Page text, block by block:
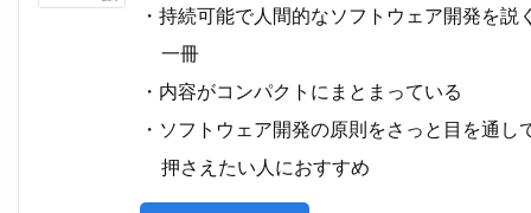
持続可能で人間的なソフトウェア開発を説
一冊
内容がコンパクトにまとまっている
ソフトウェア開発の原則をさっと目を通し
押さえたい人におすすめ